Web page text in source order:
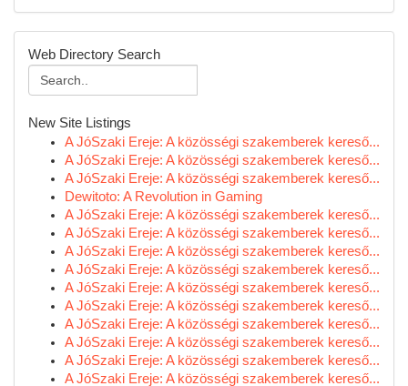
Web Directory Search
New Site Listings
A JóSzaki Ereje: A közösségi szakemberek kereső...
A JóSzaki Ereje: A közösségi szakemberek kereső...
A JóSzaki Ereje: A közösségi szakemberek kereső...
Dewitoto: A Revolution in Gaming
A JóSzaki Ereje: A közösségi szakemberek kereső...
A JóSzaki Ereje: A közösségi szakemberek kereső...
A JóSzaki Ereje: A közösségi szakemberek kereső...
A JóSzaki Ereje: A közösségi szakemberek kereső...
A JóSzaki Ereje: A közösségi szakemberek kereső...
A JóSzaki Ereje: A közösségi szakemberek kereső...
A JóSzaki Ereje: A közösségi szakemberek kereső...
A JóSzaki Ereje: A közösségi szakemberek kereső...
A JóSzaki Ereje: A közösségi szakemberek kereső...
A JóSzaki Ereje: A közösségi szakemberek kereső...